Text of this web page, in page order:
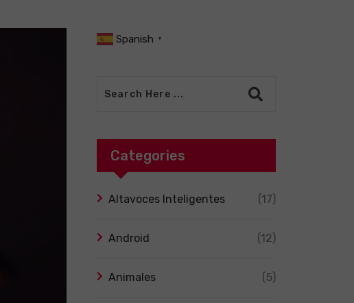
Spanish ▼
Categories
Altavoces Inteligentes (17)
Android (12)
Animales (5)